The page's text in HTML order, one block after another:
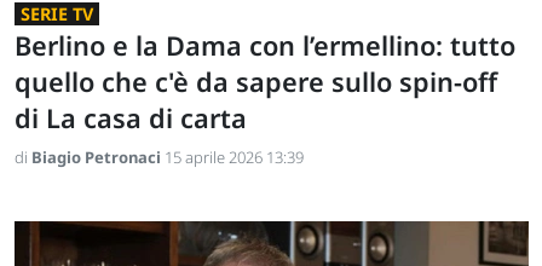
SERIE TV
Berlino e la Dama con l’ermellino: tutto
quello che c'è da sapere sullo spin-off
di La casa di carta
di Biagio Petronaci 15 aprile 2026 13:39